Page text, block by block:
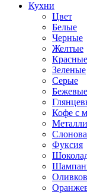
Кухни
Цвет
Белые
Черные
Желтые
Красные
Зеленые
Серые
Бежевые
Кофе с
Фуксия